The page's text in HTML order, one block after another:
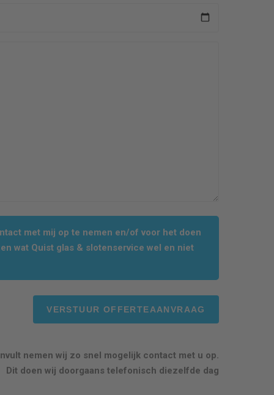
met mij op te nemen en/of voor het doen
wat Quist glas & slotenservice wel en niet
nemen wij zo snel mogelijk contact met u op.
Dit doen wij doorgaans telefonisch diezelfde dag